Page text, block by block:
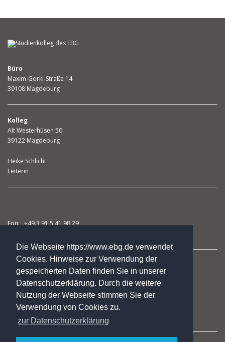
Die Webseite https://www.ebg.de verwendet
Cookies. Hinweise zur Verwendung der
gespeicherten Daten finden Sie in unserer
Datenschutzerklärung. Durch die weitere
Nutzung der Webseite stimmen Sie der
Verwendung von Cookies zu.
zur Datenschutzerklärung
Büro
Maxim-Gorki-Straße 14
39108 Magdeburg
Kolleg
Alt Westerhüsen 50
39122 Magdeburg
Heike Schlicht
Leiterin
Fon: +49.3 91.5 41 98 29
Kursangebote
Das Kolleg